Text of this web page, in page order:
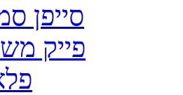
סייפן
פייק